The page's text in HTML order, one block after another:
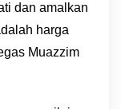
dan amalkan
harga
Muazzim